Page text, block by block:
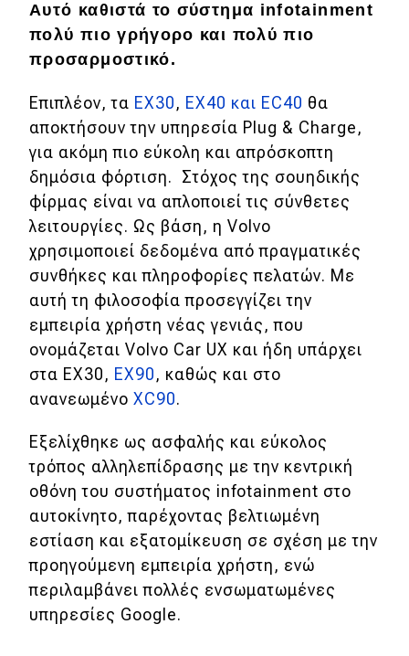
Πρωτότυπα
Ελλάδα
Τεχνολογία
Ασφάλεια
Αγορά
Απόψεις
Test Drive
Δοκιμή
Αποστολή
Συγκρίνουμε
Αγώνες
Formula 1
WRC
Motorsport
Αυτό καθιστά το σύστημα infotainment
πολύ πιο γρήγορο και πολύ πιο
προσαρμοστικό.
Επιπλέον, τα EX30, EX40 και EC40 θα
αποκτήσουν την υπηρεσία Plug & Charge,
για ακόμη πιο εύκολη και απρόσκοπτη
δημόσια φόρτιση. Στόχος της σουηδικής
φίρμας είναι να απλοποιεί τις σύνθετες
λειτουργίες. Ως βάση, η Volvo
χρησιμοποιεί δεδομένα από πραγματικές
συνθήκες και πληροφορίες πελατών. Με
αυτή τη φιλοσοφία προσεγγίζει την
εμπειρία χρήστη νέας γενιάς, που
ονομάζεται Volvo Car UX και ήδη υπάρχει
στα EX30, EX90, καθώς και στο
ανανεωμένο XC90.
Εξελίχθηκε ως ασφαλής και εύκολος
τρόπος αλληλεπίδρασης με την κεντρική
οθόνη του συστήματος infotainment στο
αυτοκίνητo, παρέχοντας βελτιωμένη
εστίαση και εξατομίκευση σε σχέση με την
προηγούμενη εμπειρία χρήστη, ενώ
περιλαμβάνει πολλές ενσωματωμένες
υπηρεσίες Google.